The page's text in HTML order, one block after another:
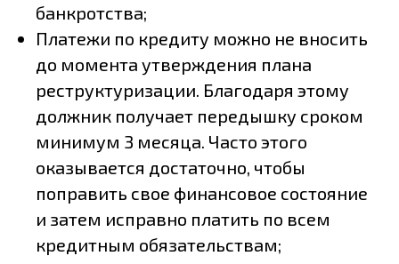
банкротства;
Платежи по кредиту можно не вносить
до момента утверждения плана
реструктуризации. Благодаря этому
должник получает передышку сроком
минимум 3 месяца. Часто этого
оказывается достаточно, чтобы
поправить свое финансовое состояние
и затем исправно платить по всем
кредитным обязательствам;